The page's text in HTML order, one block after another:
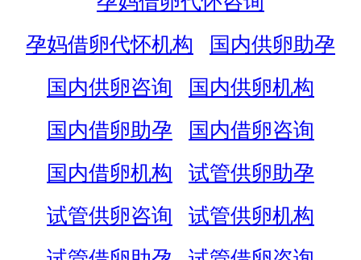
孕妈借卵代怀机构
国内供卵助孕
国内供卵咨询
国内供卵机构
国内借卵助孕
国内借卵咨询
国内借卵机构
试管供卵助孕
试管供卵咨询
试管供卵机构